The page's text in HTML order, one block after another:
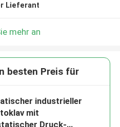
Lieferant
mehr an
besten Preis für
industrieller
mit
Druck-